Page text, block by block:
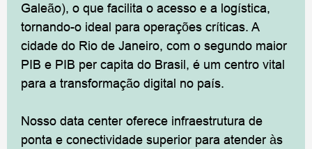
Galeão), o que facilita o acesso e a logística,
tornando-o ideal para operações críticas. A
cidade do Rio de Janeiro, com o segundo maior
PIB e PIB per capita do Brasil, é um centro vital
para a transformação digital no país.
Nosso data center oferece infraestrutura de
ponta e conectividade superior para atender às